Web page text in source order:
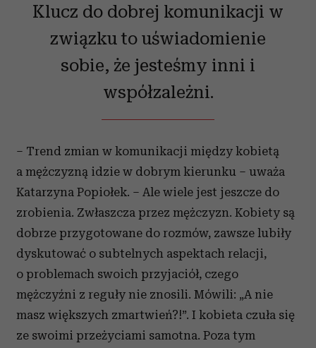
Klucz do dobrej komunikacji w
związku to uświadomienie
sobie, że jesteśmy inni i
współzależni.
– Trend zmian w komunikacji między kobietą
a mężczyzną idzie w dobrym kierunku – uważa
Katarzyna Popiołek. – Ale wiele jest jeszcze do
zrobienia. Zwłaszcza przez mężczyzn. Kobiety są
dobrze przygotowane do rozmów, zawsze lubiły
dyskutować o subtelnych aspektach relacji,
o problemach swoich przyjaciół, czego
mężczyźni z reguły nie znosili. Mówili: „A nie
masz większych zmartwień?!”. I kobieta czuła się
ze swoimi przeżyciami samotna. Poza tym